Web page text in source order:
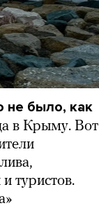
не было, как
в Крыму. Вот
туристов.